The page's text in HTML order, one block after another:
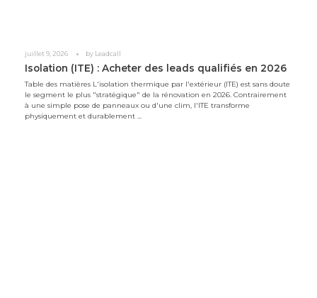
juillet 9, 2026 by Leadcall
Isolation (ITE) : Acheter des leads qualifiés en 2026
Table des matières L'isolation thermique par l'extérieur (ITE) est sans doute
le segment le plus "stratégique" de la rénovation en 2026. Contrairement
à une simple pose de panneaux ou d'une clim, l'ITE transforme
physiquement et durablement ...